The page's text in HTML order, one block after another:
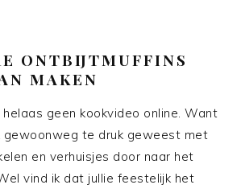
ONTBIJTMUFFINS
MAKEN
geen kookvideo online. Want
gewoonweg te druk geweest met
en verhuisjes door naar het
vind ik dat jullie feestelijk het